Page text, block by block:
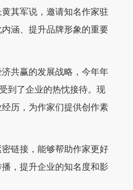
其军说，邀请知名作家驻
涵、提升品牌形象的重要
共赢的发展战略，今年年
到了企业的热忱接待。现
历，为作家们提供创作素
链接，能够帮助作家更好
，提升企业的知名度和影